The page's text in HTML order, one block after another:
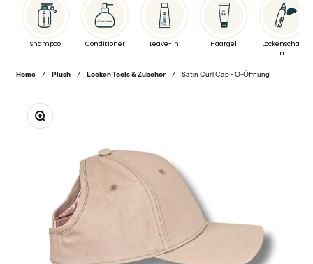
Shampoo Conditioner Leave-in Haargel
Lockenschau
m
Home / Plush / Locken Tools & Zubehör / Satin Curl Cap - O-Öffnung
Bild vergrößern